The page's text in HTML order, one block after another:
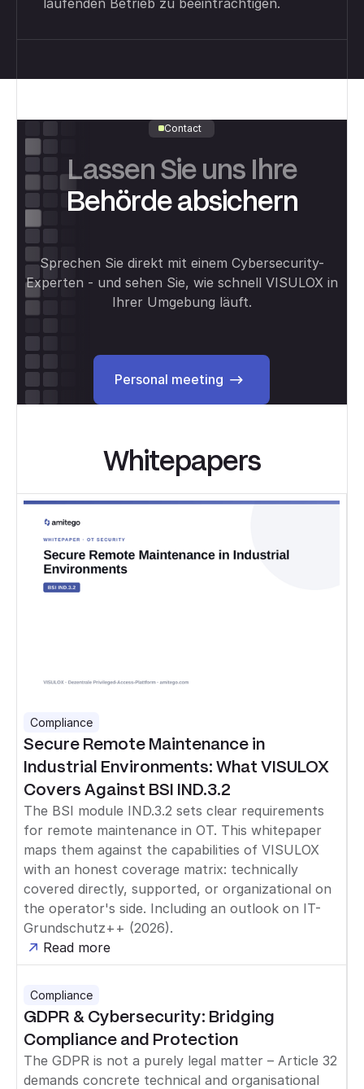
Contact
Lassen Sie uns Ihre
Behörde absichern
Sprechen Sie direkt mit einem Cybersecurity-
Experten - und sehen Sie, wie schnell VISULOX in
Ihrer Umgebung läuft.
Personal meeting
Personal meeting
Whitepapers
Compliance
Secure Remote Maintenance in
Industrial Environments: What VISULOX
Covers Against BSI IND.3.2
The BSI module IND.3.2 sets clear requirements
for remote maintenance in OT. This whitepaper
maps them against the capabilities of VISULOX
with an honest coverage matrix: technically
covered directly, supported, or organizational on
the operator's side. Including an outlook on IT-
Grundschutz++ (2026).
Read more
Compliance
GDPR & Cybersecurity: Bridging
Compliance and Protection
The GDPR is not a purely legal matter – Article 32
demands concrete technical and organisational